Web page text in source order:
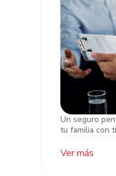
Seguro
Un seguro
tu familia con
Ver más